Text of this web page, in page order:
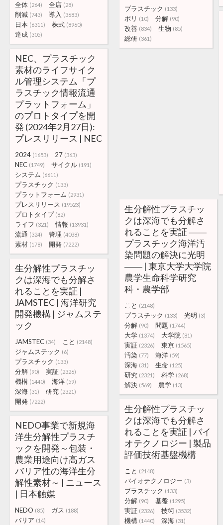
全体 (264) 全店 (28)
削減 (743) 導入 (3683)
日本 (6311) 株式 (8960)
達成 (305)
プラスチック (133)
ポリ (10) 分解 (90)
改善 (834) 生物 (85)
総研 (361)
NEC、プラスチック
素材のライフサイク
ル管理システム「プ
ラスチック情報流通
プラットフォーム」
のプロトタイプを開
発 (2024年2月27日):
プレスリリース | NEC
2024 (1653) 27 (363)
NEC (1749) サイクル (191)
システム (6611)
プラスチック (133)
プラットフォーム (2931)
プレスリリース (19523)
プロトタイプ (82)
ライフ (321) 情報 (13931)
流通 (324) 管理 (4038)
素材 (178) 開発 (7222)
生分解性プラスチッ
クは深海でも分解さ
れることを実証 ――
プラスチック海洋汚
染問題の解決に光明
―― | 東京大学大学院
農学生命科学研究
科・農学部
こと (2148)
プラスチック (133) 光明 (3)
分解 (90) 問題 (1744)
大学 (1374) 大学院 (81)
実証 (2326) 東京 (1565)
汚染 (77) 海洋 (59)
深海 (31) 生命 (125)
研究 (2321) 科学 (268)
解決 (569) 農学 (13)
生分解性プラスチッ
クは深海でも分解さ
れることを実証 |
JAMSTEC | 海洋研究
開発機構 | ジャムステ
ック
JAMSTEC (34) こと (2148)
ジャムステック (6)
プラスチック (133)
分解 (90) 実証 (2326)
機構 (1440) 海洋 (59)
深海 (31) 研究 (2321)
開発 (7222)
生分解性プラスチッ
クは深海でも分解さ
れることを実証 | バイ
オテクノロジー | 製品
評価技術基盤機構
こと (2148)
バイオテクノロジー (3)
プラスチック (133)
分解 (90) 基盤 (1295)
実証 (2326) 技術 (3532)
機構 (1440) 深海 (31)
NEDO事業で新規海
洋生分解性プラスチ
ックを開発～包装・
農業用途向け高ガス
バリア性の海洋生分
解性素材～ | ニュース
| 日本触媒
NEDO (85) ガス (188)
バリア (14)